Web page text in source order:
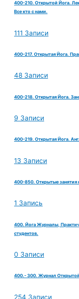
400-210. Открытой Йога.
Все кто с нами.
111 Записи
400-217. Открытая Йога.
48 Записи
400-218. Открытая Йога.
9 Записи
400-219. Открытая Йога.
13 Записи
400-850. Открытые занятия
1 Запись
400. Йога Журналы,
студентов.
0 Записи
400.- 300. Журнал Открытой
254 Записи